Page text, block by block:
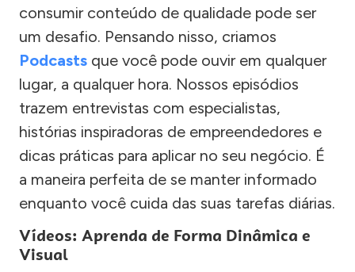
consumir conteúdo de qualidade pode ser
um desafio. Pensando nisso, criamos
Podcasts que você pode ouvir em qualquer
lugar, a qualquer hora. Nossos episódios
trazem entrevistas com especialistas,
histórias inspiradoras de empreendedores e
dicas práticas para aplicar no seu negócio. É
a maneira perfeita de se manter informado
enquanto você cuida das suas tarefas diárias.
Vídeos: Aprenda de Forma Dinâmica e
Visual